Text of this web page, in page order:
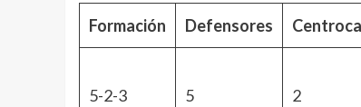
Formación Defensores
5-2-3 5 2